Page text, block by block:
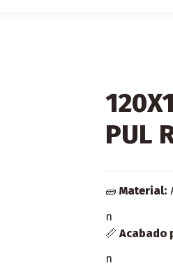
PUL
🧱 Material:
n
📏 Acabado
n